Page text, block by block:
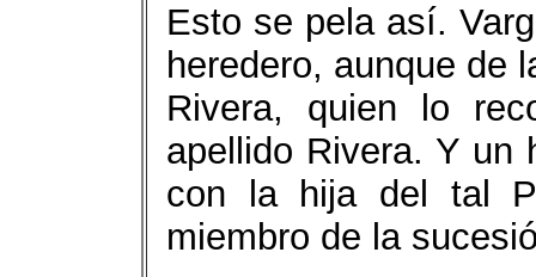
Esto se pela así.
heredero, aunque de
Rivera, quien lo
apellido Rivera. Y un
con la hija del tal
miembro de la